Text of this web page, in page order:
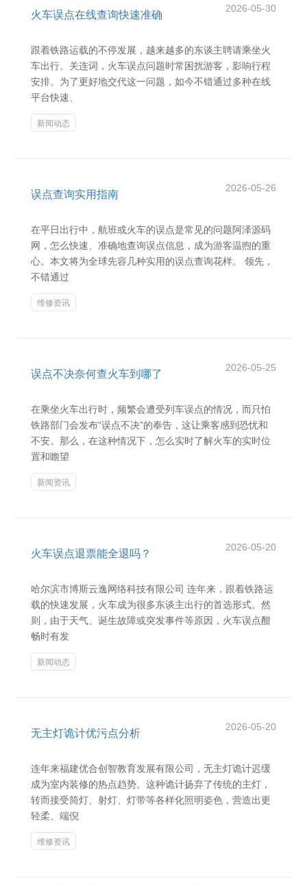
火车误点在线查询快速准确
2026-05-30
跟着铁路运载的不停发展，越来越多的东谈主聘请乘坐火
车出行。关连词，火车误点问题时常困扰游客，影响行程
安排。为了更好地交代这一问题，如今不错通过多种在线
平台快速、
新闻动态
误点查询实用指南
2026-05-26
在平日出行中，航班或火车的误点是常见的问题阿泽源码
网，怎么快速、准确地查询误点信息，成为游客温煦的重
心。本文将为全球先容几种实用的误点查询花样。 领先，
不错通过
维修资讯
误点不决奈何查火车到哪了
2026-05-25
在乘坐火车出行时，频繁会遭受列车误点的情况，而只怕
铁路部门会发布“误点不决”的奉告，这让乘客感到恐忧和
不安。那么，在这种情况下，怎么实时了解火车的实时位
置和瞻望
新闻资讯
火车误点退票能全退吗？
2026-05-20
哈尔滨市博斯云逸网络科技有限公司 连年来，跟着铁路运
载的快速发展，火车成为很多东谈主出行的首选形式。然
则，由于天气、诞生故障或突发事件等原因，火车误点酣
畅时有发
新闻动态
无主灯诡计优污点分析
2026-05-20
连年来福建优合创智教育发展有限公司，无主灯诡计迟缓
成为室内装修的热点趋势。这种诡计扬弃了传统的主灯，
转而接受筒灯、射灯、灯带等各样化照明姿色，营造出更
轻柔、端倪
维修资讯